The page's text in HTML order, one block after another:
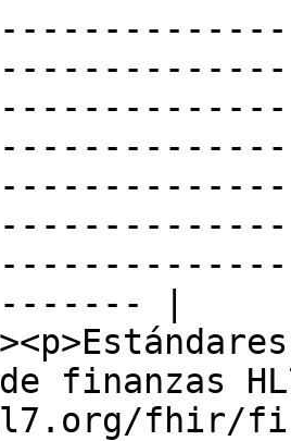
|
finanzas
fhir/